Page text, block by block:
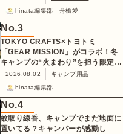
hinata編集部 舟橋愛
No.3
TOKYO CRAFTS×トヨトミ
「GEAR MISSION」がコラボ！冬
キャンプの“火まわり”を担う限定
K3クッキングストーブが登場
2026.08.02
キャンプ用品
hinata編集部
No.4
蚊取り線香、キャンプでまだ地面に
置いてる？キャンパーが感動し